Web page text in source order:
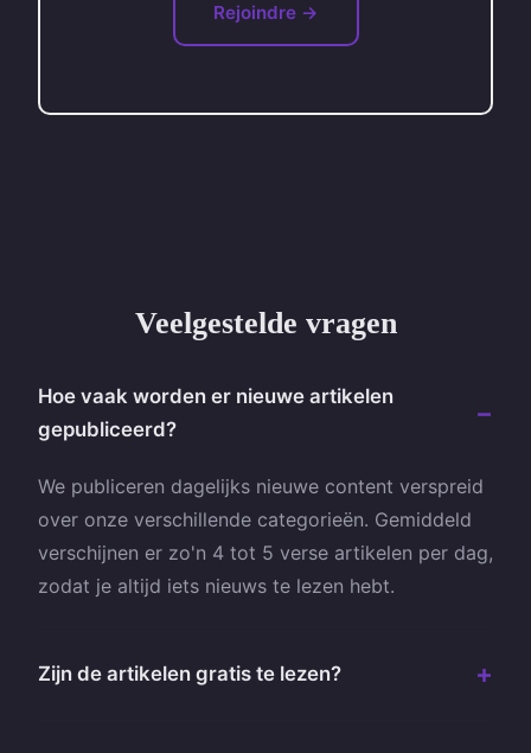
Rejoindre →
Veelgestelde vragen
Hoe vaak worden er nieuwe artikelen
gepubliceerd?
We publiceren dagelijks nieuwe content verspreid
over onze verschillende categorieën. Gemiddeld
verschijnen er zo'n 4 tot 5 verse artikelen per dag,
zodat je altijd iets nieuws te lezen hebt.
Zijn de artikelen gratis te lezen?